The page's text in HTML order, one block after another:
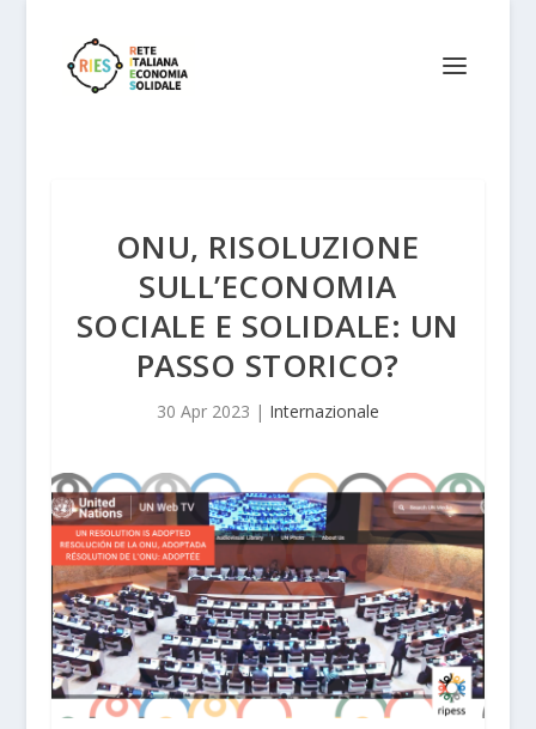
ONU, RISOLUZIONE
SULL’ECONOMIA
SOCIALE E SOLIDALE: UN
PASSO STORICO?
30 Apr 2023 | Internazionale